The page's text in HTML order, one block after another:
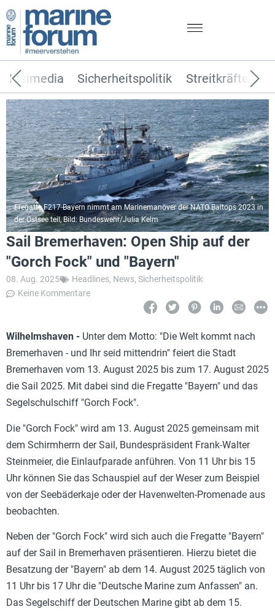
Sicherheitspolitik Streitkräfte
Multimedia
Fregatte F217 Bayern nimmt am Marinemanöver der NATO Baltops 2023 in
der Ostsee teil, Bild: Bundeswehr/Julia Kelm
Sail Bremerhaven: Open Ship auf der
"Gorch Fock" und "Bayern"
08. Aug. 2025 Headlines, News, Sicherheitspolitik
Keine Kommentare
Wilhelmshaven - Unter dem Motto: "Die Welt kommt nach
Bremerhaven - und Ihr seid mittendrin" feiert die Stadt
Bremerhaven vom 13. August 2025 bis zum 17. August 2025
die Sail 2025. Mit dabei sind die Fregatte "Bayern" und das
Segelschulschiff "Gorch Fock".
Die "Gorch Fock" wird am 13. August 2025 gemeinsam mit
dem Schirmherrn der Sail, Bundespräsident Frank-Walter
Steinmeier, die Einlaufparade anführen. Von 11 Uhr bis 15
Uhr können Sie das Schauspiel auf der Weser zum Beispiel
von der Seebäderkaje oder der Havenwelten-Promenade aus
beobachten.
Neben der "Gorch Fock" wird sich auch die Fregatte "Bayern"
auf der Sail in Bremerhaven präsentieren. Hierzu bietet die
Besatzung der "Bayern" ab dem 14. August 2025 täglich von
11 Uhr bis 17 Uhr die "Deutsche Marine zum Anfassen" an.
Das Segelschiff der Deutschen Marine gibt ab dem 15.